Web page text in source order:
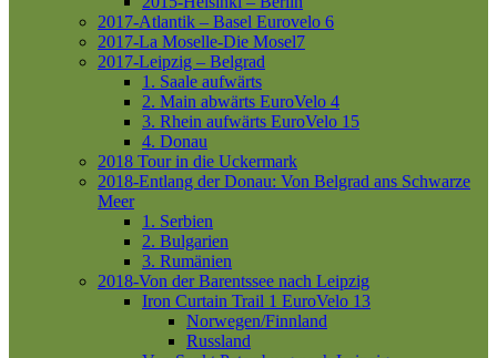
2017-Atlantik – Basel Eurovelo 6
2017-La Moselle-Die Mosel7
2017-Leipzig – Belgrad
1. Saale aufwärts
2. Main abwärts EuroVelo 4
3. Rhein aufwärts EuroVelo 15
4. Donau
2018 Tour in die Uckermark
2018-Entlang der Donau: Von Belgrad ans Schwarze
Meer
1. Serbien
2. Bulgarien
3. Rumänien
2018-Von der Barentssee nach Leipzig
Iron Curtain Trail 1 EuroVelo 13
Norwegen/Finnland
Russland